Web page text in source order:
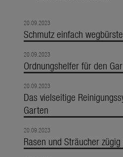
20.09.2023
Schmutz einfach
20.09.2023
Ordnungshelfer für den
20.09.2023
Das vielseitige
Garten
20.09.2023
Rasen und Sträucher